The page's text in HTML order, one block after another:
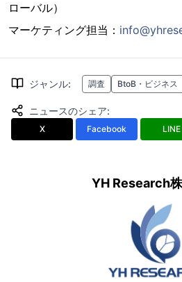
ローバル）
マーケティング担当：
ジャンル: 調査 BtoB・ビジネス
ニュースのシェア:
X Facebook LINE
YH Research